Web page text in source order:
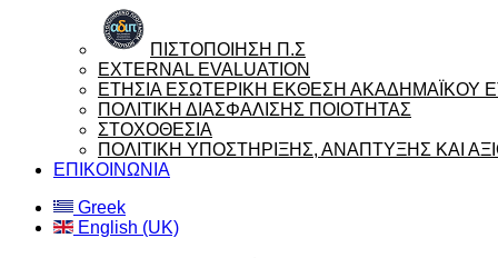
ΠΙΣΤΟΠΟΙΗΣΗ Π.Σ
EXTERNAL EVALUATION
ΕΤΗΣΙΑ ΕΣΩΤΕΡΙΚΗ ΕΚΘΕΣΗ ΑΚΑΔΗΜΑΪΚΟΥ
ΠΟΛΙΤΙΚΗ ΔΙΑΣΦΑΛΙΣΗΣ ΠΟΙΟΤΗΤΑΣ
ΣΤΟΧΟΘΕΣΙΑ
ΠΟΛΙΤΙΚΗ ΥΠΟΣΤΗΡΙΞΗΣ, ΑΝΑΠΤΥΞΗΣ ΚΑΙ
ΕΠΙΚΟΙΝΩΝΙΑ
Greek
English (UK)